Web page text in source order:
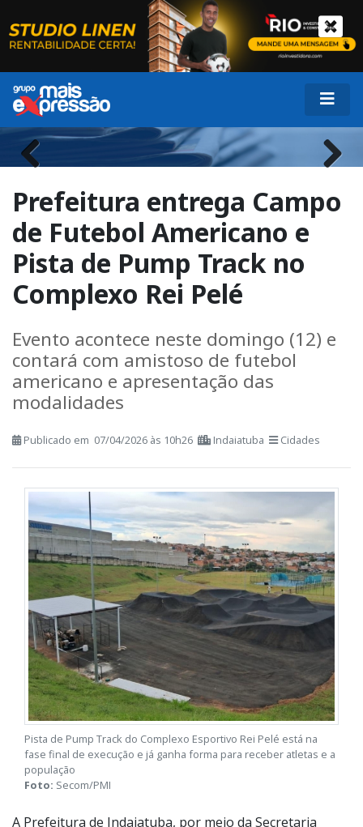
Previous Next
Prefeitura entrega Campo
de Futebol Americano e
Pista de Pump Track no
Complexo Rei Pelé
Evento acontece neste domingo (12) e
contará com amistoso de futebol
americano e apresentação das
modalidades
Pista de Pump Track do Complexo Esportivo Rei Pelé está na
fase final de execução e já ganha forma para receber atletas e a
população